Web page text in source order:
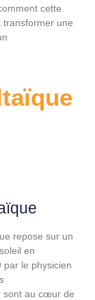
cette
transformer une
repose sur un
en
par le physicien
sont au cœur de